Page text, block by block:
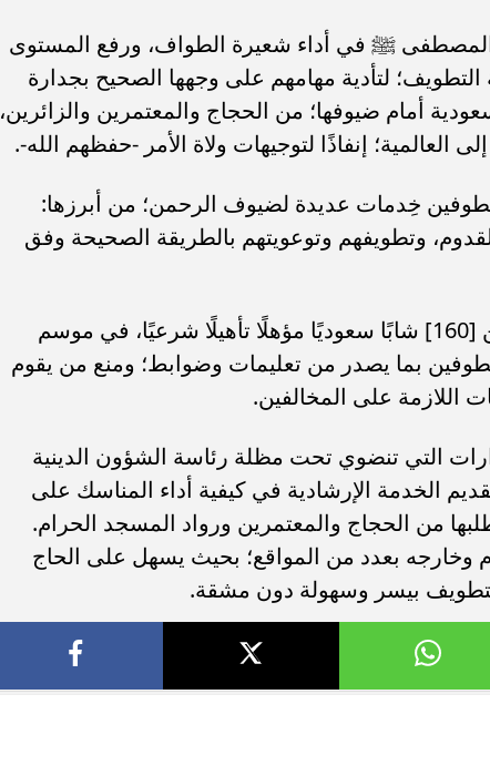
المصطفى ﷺ في أداء شعيرة الطواف، ورفع المستوى
لتأدية مهامهم على وجهها الصحيح بجدارة
أمام ضيوفها؛ من الحجاج والمعتمرين والزائرين،
العالمية؛ إنفاذًا لتوجيهات ولاة الأمر -حفظهم الله-.
خِدمات عديدة لضيوف الرحمن؛ من أبرزها:
وتطويفهم وتوعويتهم بالطريقة الصحيحة وفق
ويشرف على تنفيذ البرنامج ميدانيًا أكثر من [160] شابًا سعوديًا مؤهلًا تأهيلًا شرعيًا، في موسم
بما يصدر من تعليمات وضوابط؛ ومنع من يقوم
اللازمة على المخالفين.
التي تنضوي تحت مظلة رئاسة الشؤون الدينية
الخدمة الإرشادية في كيفية أداء المناسك على
من الحجاج والمعتمرين ورواد المسجد الحرام.
وخارجه بعدد من المواقع؛ بحيث يسهل على الحاج
بيسر وسهولة دون مشقة.